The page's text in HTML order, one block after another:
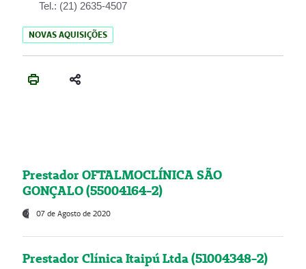
Tel.: (21) 2635-4507
NOVAS AQUISIÇÕES
Prestador OFTALMOCLÍNICA SÃO
GONÇALO (55004164-2)
07 de Agosto de 2020
Prestador Clínica Itaipú Ltda (51004348-2)